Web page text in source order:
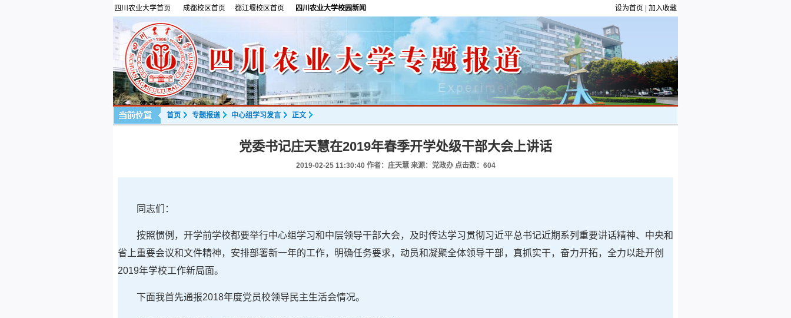
四川农业大学首页 成都校区首页 都江堰校区首页 四川农业大学校园新闻 设为首页 加入收藏
首页 专题报道 中心组学习发言 正文
党委书记庄天慧在2019年春季开学处级干部大会上讲话
2019-02-25 11:30:40作者：庄天慧 来源：党政办 点击数： 604
同志们：
按照惯例，开学前学校都要举行中心组学习和中层领导干部大会，及时传达学习贯彻习近平总书记近期系列重要讲话精神、中央和
省上重要会议和文件精神，安排部署新一年的工作，明确任务要求，动员和凝聚全体领导干部，真抓实干，奋力开拓，全力以赴开创
2019年学校工作新局面。
下面我首先通报2018年度党员校领导民主生活会情况。